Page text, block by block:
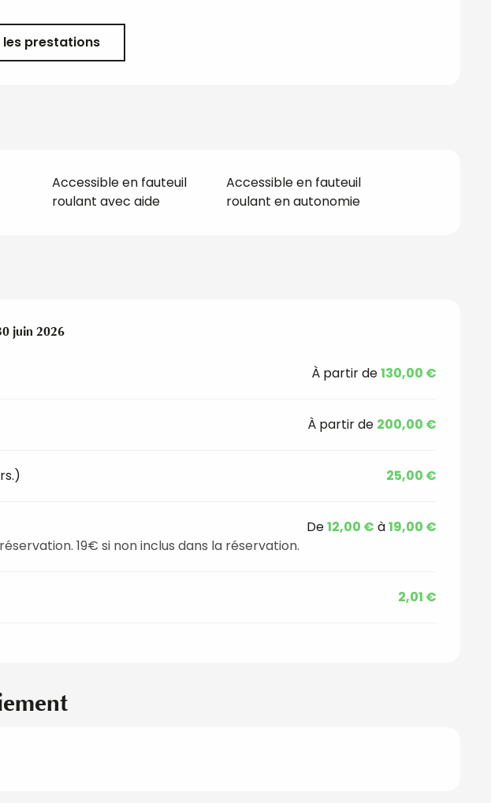
prestations
Accessible en fauteuil
roulant avec aide
Accessible en fauteuil
roulant en autonomie
juin 2026
juin 2026
À partir de130,00 €
À partir de 200,00 €
25,00 €
19€ si non inclus dans la réservation.
De12,00 € à19,00 €
2,01 €